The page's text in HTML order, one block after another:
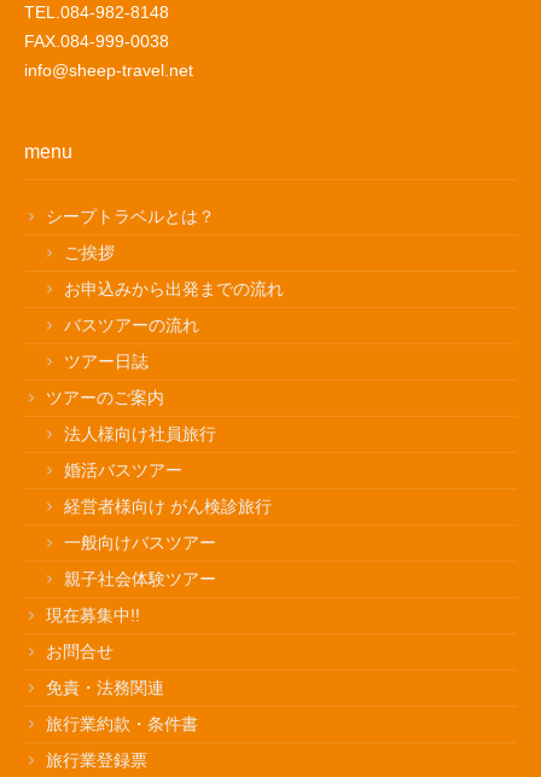
TEL.084-982-8148
FAX.084-999-0038
info@sheep-travel.net
menu
シープトラベルとは？
ご挨拶
お申込みから出発までの流れ
バスツアーの流れ
ツアー日誌
ツアーのご案内
法人様向け社員旅行
婚活バスツアー
経営者様向け がん検診旅行
一般向けバスツアー
親子社会体験ツアー
現在募集中!!
お問合せ
免責・法務関連
旅行業約款・条件書
旅行業登録票